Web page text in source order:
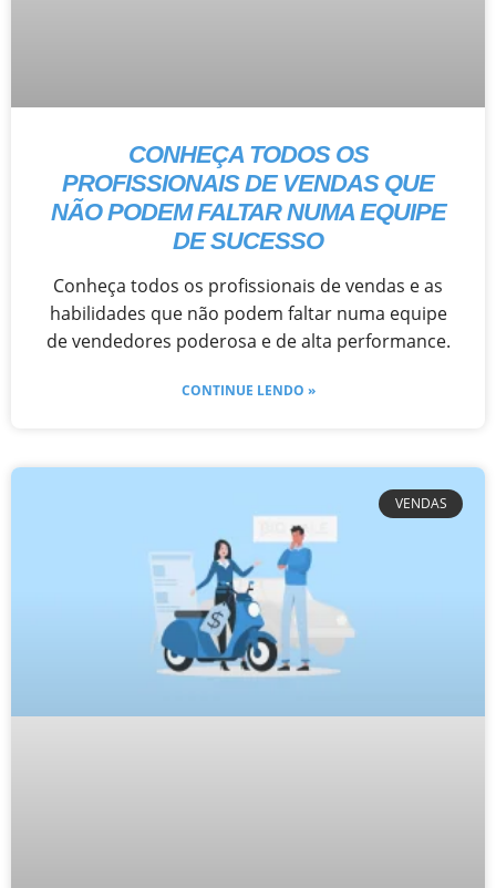
CONHEÇA TODOS OS
PROFISSIONAIS DE VENDAS QUE
NÃO PODEM FALTAR NUMA EQUIPE
DE SUCESSO
Conheça todos os profissionais de vendas e as
habilidades que não podem faltar numa equipe
de vendedores poderosa e de alta performance.
CONTINUE LENDO »
VENDAS